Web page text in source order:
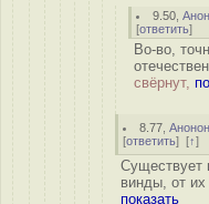
9.50 ,
[ответить]
Во-во,
свёрнут,
8.77 ,
[ответить] [↑]
Существует
винды, от
показать